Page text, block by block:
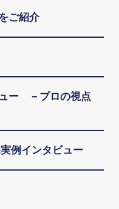
ご紹介
ー －プロの視点
例インタビュー